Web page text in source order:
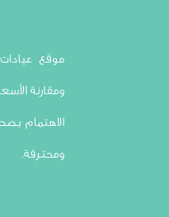
موقع
ومقارنة
الاهتمام
ومحترفة.